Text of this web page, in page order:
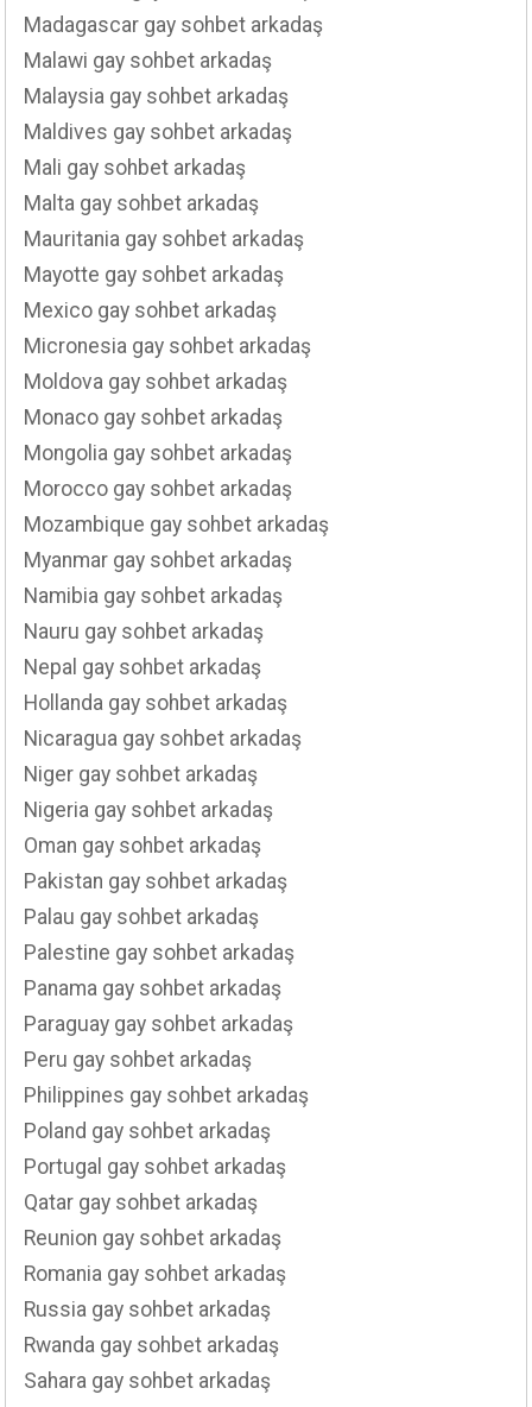
Madagascar gay sohbet arkadaş
Malawi gay sohbet arkadaş
Malaysia gay sohbet arkadaş
Maldives gay sohbet arkadaş
Mali gay sohbet arkadaş
Malta gay sohbet arkadaş
Mauritania gay sohbet arkadaş
Mayotte gay sohbet arkadaş
Mexico gay sohbet arkadaş
Micronesia gay sohbet arkadaş
Moldova gay sohbet arkadaş
Monaco gay sohbet arkadaş
Mongolia gay sohbet arkadaş
Morocco gay sohbet arkadaş
Mozambique gay sohbet arkadaş
Myanmar gay sohbet arkadaş
Namibia gay sohbet arkadaş
Nauru gay sohbet arkadaş
Nepal gay sohbet arkadaş
Hollanda gay sohbet arkadaş
Nicaragua gay sohbet arkadaş
Niger gay sohbet arkadaş
Nigeria gay sohbet arkadaş
Oman gay sohbet arkadaş
Pakistan gay sohbet arkadaş
Palau gay sohbet arkadaş
Palestine gay sohbet arkadaş
Panama gay sohbet arkadaş
Paraguay gay sohbet arkadaş
Peru gay sohbet arkadaş
Philippines gay sohbet arkadaş
Poland gay sohbet arkadaş
Portugal gay sohbet arkadaş
Qatar gay sohbet arkadaş
Reunion gay sohbet arkadaş
Romania gay sohbet arkadaş
Russia gay sohbet arkadaş
Rwanda gay sohbet arkadaş
Sahara gay sohbet arkadaş